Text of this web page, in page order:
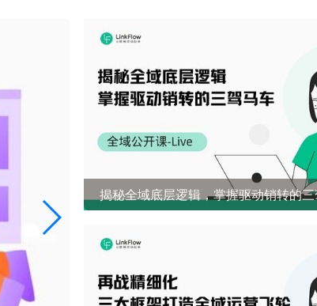
揭秘全域底层逻辑，掌握驱动销转的